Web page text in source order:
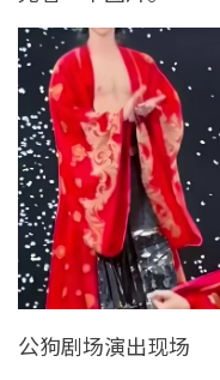
公狗剧场演出现场